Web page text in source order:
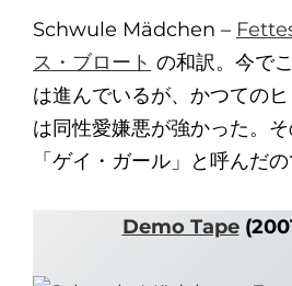
Schwule Mädchen –
ス・ブロート の和訳。今で
は進んでいるが、かつての
は同性愛嫌悪が強かった。
「ゲイ・ガール」と呼んだの
Demo Tape